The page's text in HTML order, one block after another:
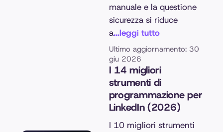
manuale e la questione
sicurezza si riduce
a...leggi tutto
Ultimo aggiornamento: 30
giu 2026
I 14 migliori
strumenti di
programmazione per
LinkedIn (2026)
I 10 migliori strumenti